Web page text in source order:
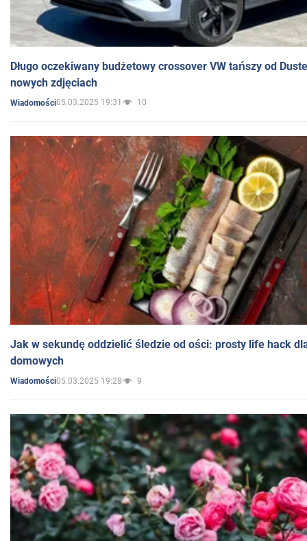
Długo oczekiwany budżetowy crossover VW tańszy od
nowych zdjęciach
Wiadomości05.03.2025 19:31 10
Jak w sekundę oddzielić śledzie od ości: prosty life hack
domowych
Wiadomości05.03.2025 19:28 9